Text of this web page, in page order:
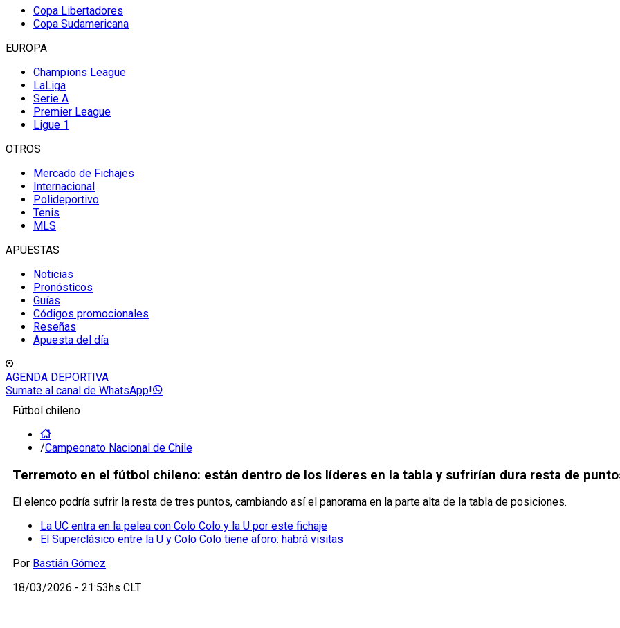
Copa Libertadores
Copa Sudamericana
EUROPA
Champions League
LaLiga
Serie A
Premier League
Ligue 1
OTROS
Mercado de Fichajes
Internacional
Polideportivo
Tenis
MLS
APUESTAS
Noticias
Pronósticos
Guías
Códigos promocionales
Reseñas
Apuesta del día
AGENDA DEPORTIVA
Sumate al canal de WhatsApp!
Fútbol chileno
/Campeonato Nacional de Chile
Terremoto en el fútbol chileno: están dentro de los líderes en la tabla y sufrirían dura resta de
El elenco podría sufrir la resta de tres puntos, cambiando así el panorama en la parte alta de la tabla de posiciones.
La UC entra en la pelea con Colo Colo y la U por este fichaje
El Superclásico entre la U y Colo Colo tiene aforo: habrá visitas
Por Bastián Gómez
18/03/2026 - 21:53hs CLT